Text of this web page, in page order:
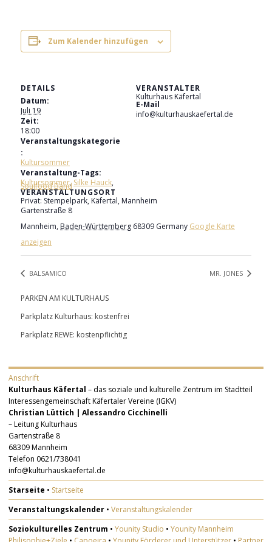
Zum Kalender hinzufügen
DETAILS
Datum:
Juli 19
Zeit:
18:00
Veranstaltungskategorie
:
Kultursommer
Veranstaltung-Tags:
Kultursommer, Silke Hauck,
Soulfood Band
VERANSTALTUNGSORT
Privat: Stempelpark, Käfertal, Mannheim
Gartenstraße 8
Mannheim, Baden-Württemberg 68309 Germany Google Karte
anzeigen
VERANSTALTER
Kulturhaus Käfertal
E-Mail
info@kulturhauskaefertal.de
BALSAMICO MR. JONES
PARKEN AM KULTURHAUS
Parkplatz Kulturhaus: kostenfrei
Parkplatz REWE: kostenpflichtig
Anschrift
Kulturhaus Käfertal – das soziale und kulturelle Zentrum im Stadtteil
Interessengemeinschaft Käfertaler Vereine (IGKV)
Christian Lüttich | Alessandro Cicchinelli
– Leitung Kulturhaus
Gartenstraße 8
68309 Mannheim
Telefon 0621/738041
info@kulturhauskaefertal.de
Starseite • Startseite
Veranstaltungskalender • Veranstaltungskalender
Soziokulturelles Zentrum • Younity Studio • Younity Mannheim